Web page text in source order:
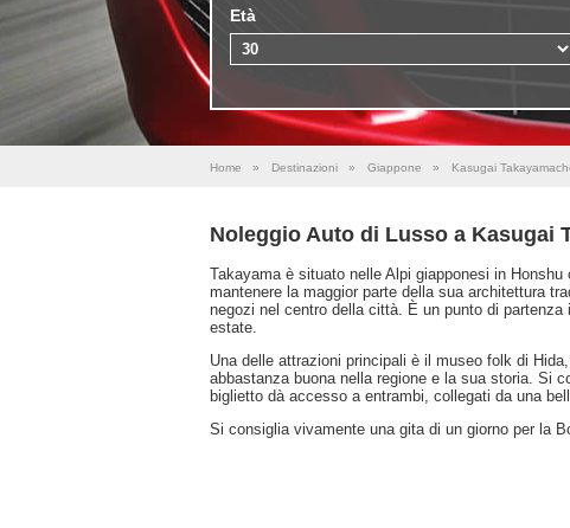
Età
Home » Destinazioni » Giappone » Kasugai
Noleggio Auto di Lusso a Kasugai
Takayama è situato nelle Alpi giapponesi in
mantenere la maggior parte della sua architettura
negozi nel centro della città. È un punto di
estate.
Una delle attrazioni principali è il museo folk di
abbastanza buona nella regione e la sua storia. Si
biglietto dà accesso a entrambi, collegati da una
Si consiglia vivamente una gita di un giorno per la